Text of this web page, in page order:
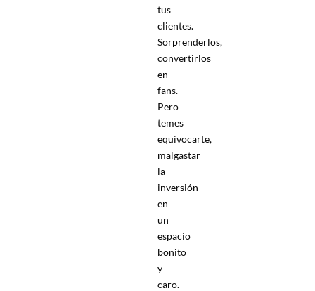
tus
clientes.
Sorprenderlos,
convertirlos
en
fans.
Pero
temes
equivocarte,
malgastar
la
inversión
en
un
espacio
bonito
y
caro.